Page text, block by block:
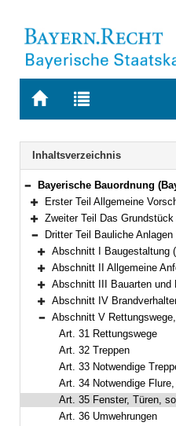
Zur
BAYERN.RECHT
Zur
letzten
Suche
Navigation
Inhaltsverzeichnis
Bereich reduzieren
Bayerische Bauordnung (BayBO) in der Fassung der
Bereich erweitern
Erster Teil Allgemeine
Bereich erweitern
Zweiter Teil Das
Bereich reduzieren
Dritter Teil Bauliche
Bereich erweitern
Abschnitt I Baugestaltung
Bereich erweitern
Abschnitt II Allgemeine
Bereich erweitern
Abschnitt III Bauarten und
Bereich erweitern
Abschnitt IV Brandverhalten von
Bereich reduzieren
Abschnitt V Rettungswege,
Art. 31 Rettungswege
Art. 32 Treppen
Art. 33 Notwendige
Art. 34 Notwendige
Art. 35 Fenster, Türen,
Art. 36 Umwehrungen